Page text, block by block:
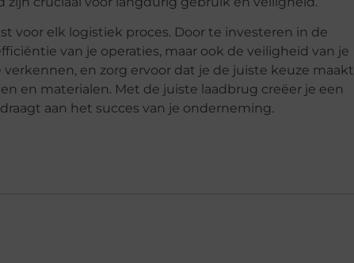
voor elk logistiek proces. Door te investeren in de
van je operaties, maar ook de veiligheid van je
en zorg ervoor dat je de juiste keuze maakt
en materialen. Met de juiste laadbrug creëer je een
aan het succes van je onderneming.